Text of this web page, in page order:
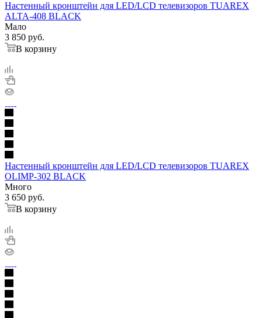
Настенный кронштейн для LED/LCD телевизоров TUAREX
ALTA-408 BLACK
Мало
3 850 руб.
В корзину
Настенный кронштейн для LED/LCD телевизоров TUAREX
OLIMP-302 BLACK
Много
3 650 руб.
В корзину